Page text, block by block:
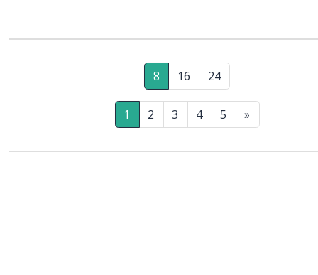
8 16 24
1 2 3 4 5 »